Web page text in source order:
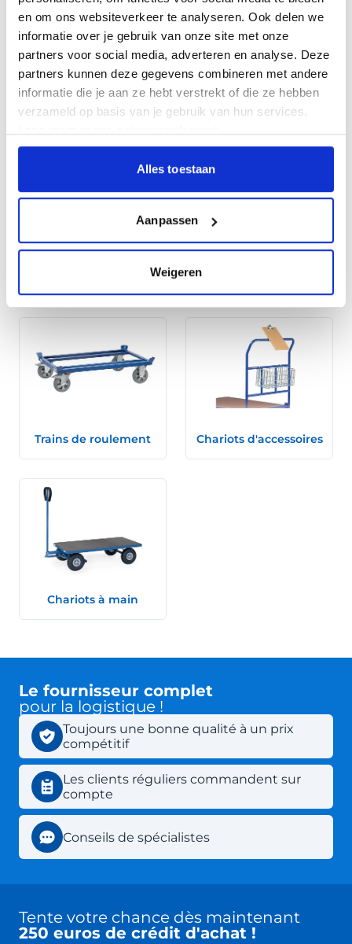
en om ons websiteverkeer te analyseren. Ook delen we
informatie over je gebruik van onze site met onze
partners voor social media, adverteren en analyse. Deze
partners kunnen deze gegevens combineren met andere
informatie die je aan ze hebt verstrekt of die ze hebben
verzameld op basis van je gebruik van hun services.
Alles toestaan
Aanpassen
Weigeren
Chariots-boîtes
Chariots
d'enregistrement
Trains de roulement Chariots d'accessoires
Chariots à main
Le fournisseur complet
pour la logistique !
Toujours une bonne qualité à un prix
compétitif
Les clients réguliers commandent sur
compte
Conseils de spécialistes
Tente votre chance dès maintenant
250 euros de crédit d'achat !